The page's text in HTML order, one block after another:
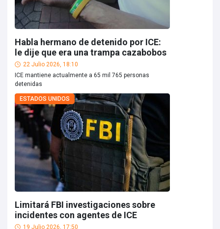
Habla hermano de detenido por ICE:
le dije que era una trampa cazabobos
22 Julio 2026, 18:10
ICE mantiene actualmente a 65 mil 765 personas
detenidas
ESTADOS UNIDOS
Limitará FBI investigaciones sobre
incidentes con agentes de ICE
19 Julio 2026, 17:50